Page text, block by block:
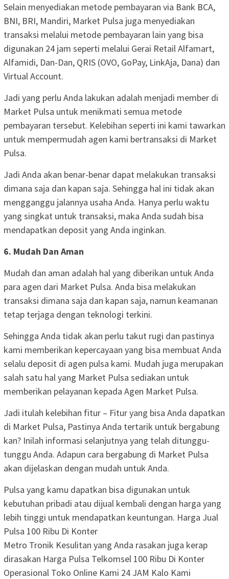
Selain menyediakan metode pembayaran via Bank BCA,
BNI, BRI, Mandiri, Market Pulsa juga menyediakan
transaksi melalui metode pembayaran lain yang bisa
digunakan 24 jam seperti melalui Gerai Retail Alfamart,
Alfamidi, Dan-Dan, QRIS (OVO, GoPay, LinkAja, Dana) dan
Virtual Account.
Jadi yang perlu Anda lakukan adalah menjadi member di
Market Pulsa untuk menikmati semua metode
pembayaran tersebut. Kelebihan seperti ini kami tawarkan
untuk mempermudah agen kami bertransaksi di Market
Pulsa.
Jadi Anda akan benar-benar dapat melakukan transaksi
dimana saja dan kapan saja. Sehingga hal ini tidak akan
mengganggu jalannya usaha Anda. Hanya perlu waktu
yang singkat untuk transaksi, maka Anda sudah bisa
mendapatkan deposit yang Anda inginkan.
6. Mudah Dan Aman
Mudah dan aman adalah hal yang diberikan untuk Anda
para agen dari Market Pulsa. Anda bisa melakukan
transaksi dimana saja dan kapan saja, namun keamanan
tetap terjaga dengan teknologi terkini.
Sehingga Anda tidak akan perlu takut rugi dan pastinya
kami memberikan kepercayaan yang bisa membuat Anda
selalu deposit di agen pulsa kami. Mudah juga merupakan
salah satu hal yang Market Pulsa sediakan untuk
memberikan pelayanan kepada Agen Market Pulsa.
Jadi itulah kelebihan fitur – Fitur yang bisa Anda dapatkan
di Market Pulsa, Pastinya Anda tertarik untuk bergabung
kan? Inilah informasi selanjutnya yang telah ditunggu-
tunggu Anda. Adapun cara bergabung di Market Pulsa
akan dijelaskan dengan mudah untuk Anda.
Pulsa yang kamu dapatkan bisa digunakan untuk
kebutuhan pribadi atau dijual kembali dengan harga yang
lebih tinggi untuk mendapatkan keuntungan. Harga Jual
Pulsa 100 Ribu Di Konter
Metro Tronik Kesulitan yang Anda rasakan juga kerap
dirasakan Harga Pulsa Telkomsel 100 Ribu Di Konter
Operasional Toko Online Kami 24 JAM Kalo Kami